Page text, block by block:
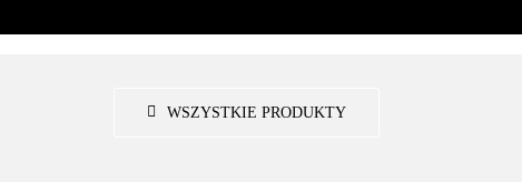
do
WSZYSTKIE PRODUKTY